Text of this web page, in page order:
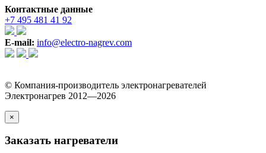
Контактные данные
+7 495 481 41 92
E-mail: info@electro-nagrev.com
© Компания-производитель электронагревателей
Электронагрев 2012—2026
×
Заказать нагреватели